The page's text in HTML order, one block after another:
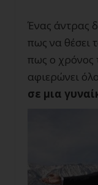
Ένας άντρας
πως να θέσει
πως ο χρόνος
αφιερώνει
σε μια